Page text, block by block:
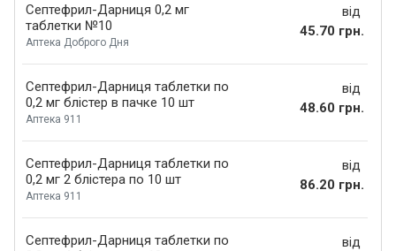
Септефрил-Дарниця 0,2 мг
таблетки №10
Аптека Доброго Дня
від
45.70 грн.
Септефрил-Дарниця таблетки по
0,2 мг блістер в пачке 10 шт
Аптека 911
від
48.60 грн.
Септефрил-Дарниця таблетки по
0,2 мг 2 блістера по 10 шт
Аптека 911
від
86.20 грн.
Септефрил-Дарниця таблетки по
від